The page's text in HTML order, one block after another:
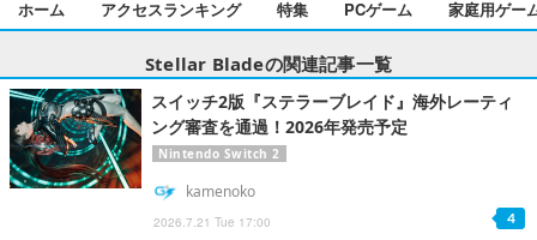
ホーム アクセスランキング 特集 PCゲーム 家庭用ゲー
Stellar Bladeの関連記事一覧
スイッチ2版『ステラーブレイド』海外レーティ
ング審査を通過！2026年発売予定
Nintendo Switch 2
2026.7.21 Tue 17:00
kamenoko
4